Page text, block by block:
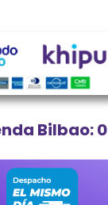
Bilbao: 0